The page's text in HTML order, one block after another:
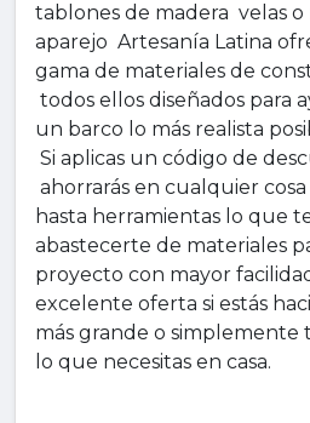
tablones de madera velas o
aparejo Artesanía Latina
gama de materiales de
todos ellos diseñados para
un barco lo más realista
Si aplicas un código de
ahorrarás en cualquier
hasta herramientas lo que
abastecerte de materiales
proyecto con mayor
excelente oferta si estás
más grande o
lo que necesitas en casa.